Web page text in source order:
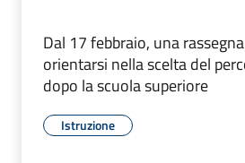
Dal 17 febbraio, una
orientarsi nella scelta del
dopo la scuola superiore
Istruzione